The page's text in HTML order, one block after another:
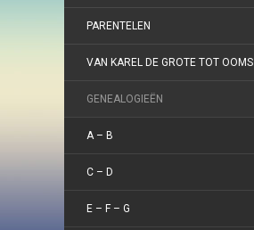
PARENTELEN
VAN KAREL DE GROTE TOT OOMS
GENEALOGIEËN
A – B
C – D
E – F – G